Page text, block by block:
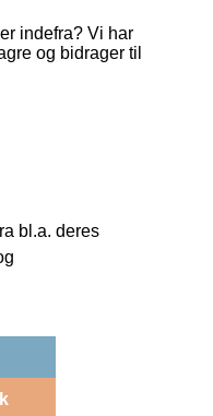
indefra? Vi har
og bidrager til
bl.a. deres